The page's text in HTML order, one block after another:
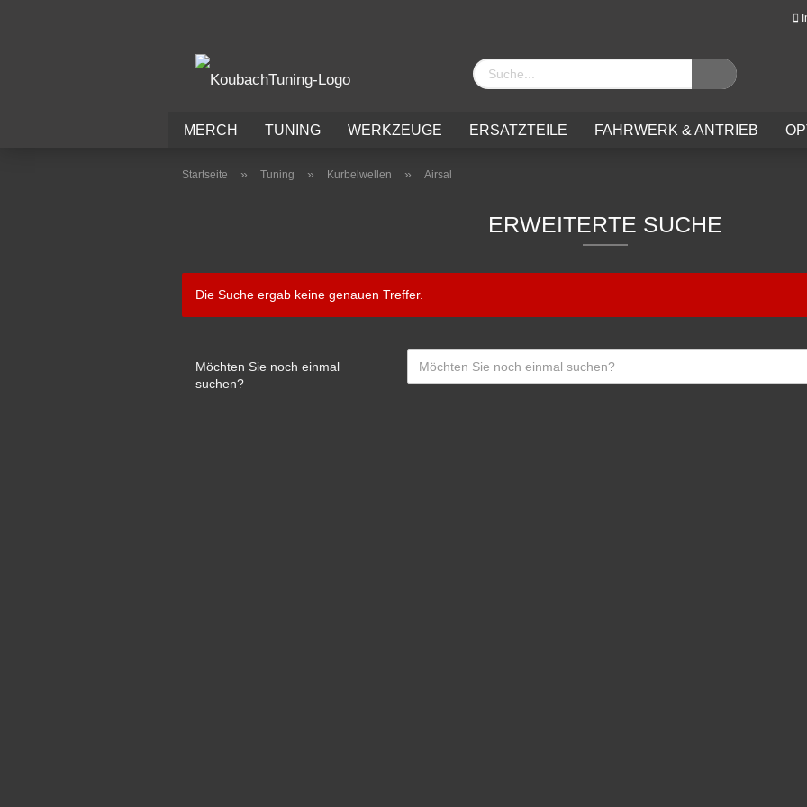
MERCH TUNING WERKZEUGE ERSATZTEILE FAHRWERK & ANTRIEB
Startseite » Tuning » Kurbelwellen » Airsal
ERWEITERTE SUCHE
Die Suche ergab keine genauen Treffer.
Möchten Sie noch einmal
suchen?